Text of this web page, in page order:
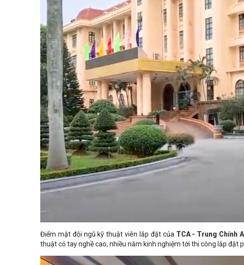
Điểm mặt đội ngũ kỹ thuật viên lắp đặt của TCA - Trung Chính
thuật có tay nghề cao, nhiều năm kinh nghiệm tới thi công lắp đặt